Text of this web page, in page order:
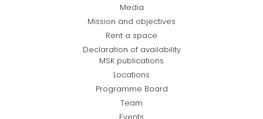
Media
Mission and objectives
Rent a space
Declaration of availability
MSK publications
Locations
Programme Board
Team